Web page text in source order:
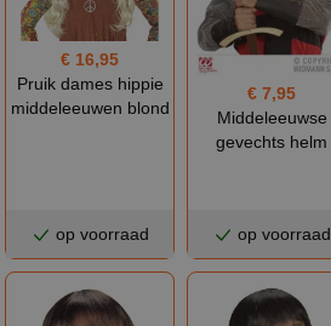
€ 16,95
Pruik dames hippie
middeleeuwen blond
op voorraad
€ 7,95
Middeleeuwse
gevechts helm
op voorraad